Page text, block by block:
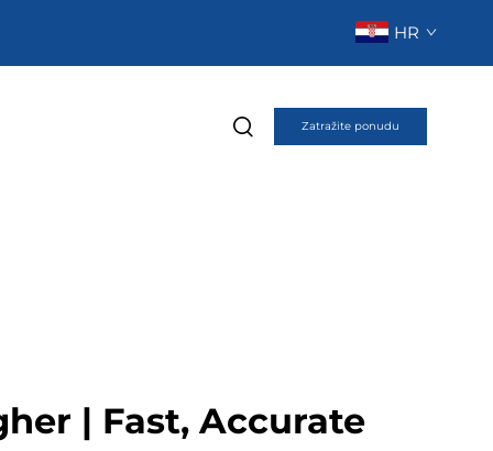
HR
Zatražite ponudu
| Fast, Accurate